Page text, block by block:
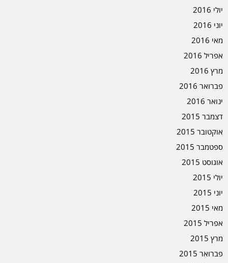
יולי 2016
יוני 2016
מאי 2016
אפריל 2016
מרץ 2016
פברואר 2016
ינואר 2016
דצמבר 2015
אוקטובר 2015
ספטמבר 2015
אוגוסט 2015
יולי 2015
יוני 2015
מאי 2015
אפריל 2015
מרץ 2015
פברואר 2015